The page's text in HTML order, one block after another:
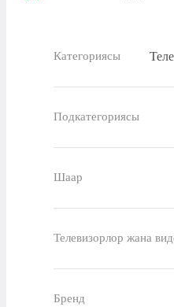
Категориясы
Подкатегориясы
Шаар
Телевизорлор жана
Бренд